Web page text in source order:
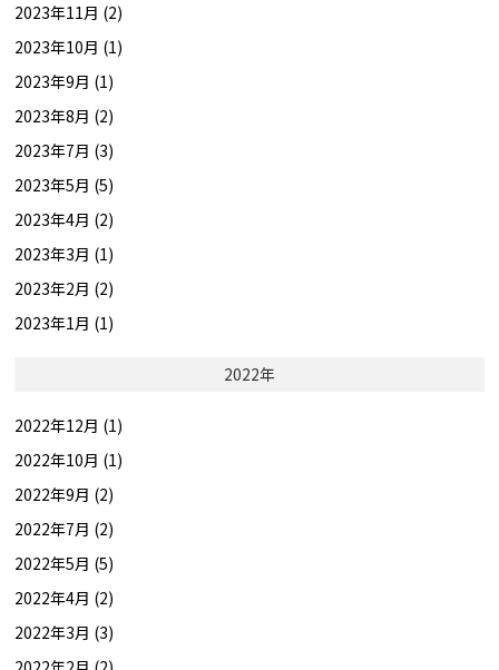
2023年11月 (2)
2023年10月 (1)
2023年9月 (1)
2023年8月 (2)
2023年7月 (3)
2023年5月 (5)
2023年4月 (2)
2023年3月 (1)
2023年2月 (2)
2023年1月 (1)
2022年
2022年12月 (1)
2022年10月 (1)
2022年9月 (2)
2022年7月 (2)
2022年5月 (5)
2022年4月 (2)
2022年3月 (3)